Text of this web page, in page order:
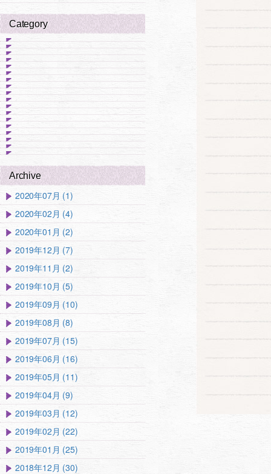
Category
Archive
2020年07月 (1)
2020年02月 (4)
2020年01月 (2)
2019年12月 (7)
2019年11月 (2)
2019年10月 (5)
2019年09月 (10)
2019年08月 (8)
2019年07月 (15)
2019年06月 (16)
2019年05月 (11)
2019年04月 (9)
2019年03月 (12)
2019年02月 (22)
2019年01月 (25)
2018年12月 (30)